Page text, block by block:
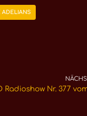
ADELIANS
Nr. 377 vom